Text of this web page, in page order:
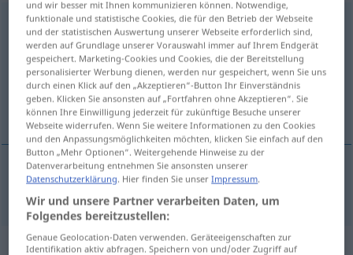
präsumtiv [prɛzʊmˈtiːf]adj
Übersicht aller Übersetzungen
(Für mehr Details die Übersetzung anklicken/antippen)
présomptive
présomptif, -ive
Synonyme für "präsumtiv"
und wir besser mit Ihnen kommunizieren können. Notwendige,
funktionale und statistische Cookies, die für den Betrieb der Webseite
und der statistischen Auswertung unserer Webseite erforderlich sind,
werden auf Grundlage unserer Vorauswahl immer auf Ihrem Endgerät
gespeichert. Marketing-Cookies und Cookies, die der Bereitstellung
personalisierter Werbung dienen, werden nur gespeichert, wenn Sie uns
durch einen Klick auf den „Akzeptieren“-Button Ihr Einverständnis
geben. Klicken Sie ansonsten auf „Fortfahren ohne Akzeptieren“. Sie
können Ihre Einwilligung jederzeit für zukünftige Besuche unserer
Webseite widerrufen. Wenn Sie weitere Informationen zu den Cookies
und den Anpassungsmöglichkeiten möchten, klicken Sie einfach auf den
Button „Mehr Optionen“. Weitergehende Hinweise zu der
Datenverarbeitung entnehmen Sie ansonsten unserer
Datenschutzerklärung. Hier finden Sie unserImpressum.
Wir und unsere Partner verarbeiten Daten, um
Folgendes bereitzustellen:
Genaue Geolocation-Daten verwenden. Geräteeigenschaften zur
Identifikation aktiv abfragen. Speichern von und/oder Zugriff auf